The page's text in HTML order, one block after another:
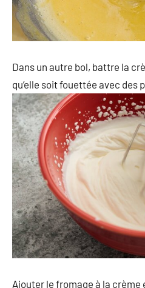
Dans un autre bol, battre la
qu’elle soit fouettée avec des
Ajouter le fromage à la crème